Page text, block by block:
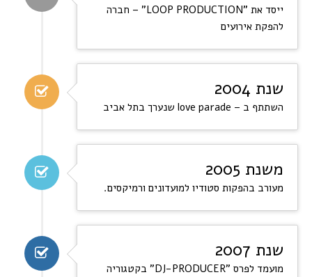
ייסד את "LOOP PRODUCTION" – חברה
להפקת אירועים
שנת 2004
השתתף ב – love parade שנערך בתל אביב
משנת 2005
מעורב בהפקות סטודיו למועדונים ורמיקסים.
שנת 2007
מועמד לפרס "DJ-PRODUCER" בקטגוריה